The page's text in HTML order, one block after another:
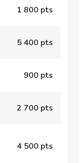
1 800 pts
5 400 pts
900 pts
2 700 pts
4 500 pts